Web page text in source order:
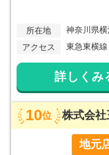
所在地
神奈川県
アクセス
東急東横
詳しくみ
10位 株式会社
地元